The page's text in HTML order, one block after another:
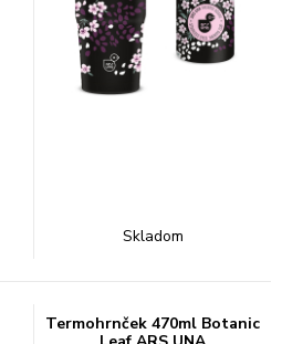
Skladom
Termohrnček 470ml Botanic